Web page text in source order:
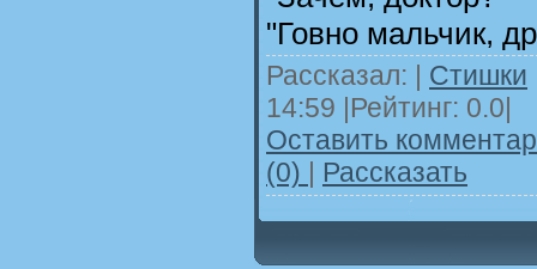
"Говно мальчик,
Рассказал: Стишки
14:59 |Рейтинг: 0.0|
Оставить
(0)
Рассказать